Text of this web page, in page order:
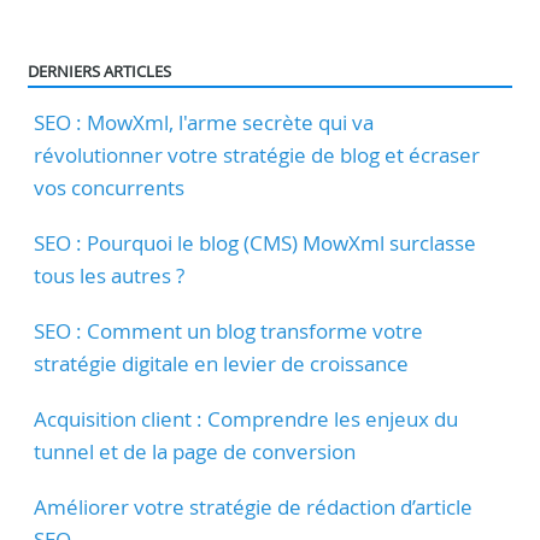
DERNIERS ARTICLES
SEO : MowXml, l'arme secrète qui va
révolutionner votre stratégie de blog et écraser
vos concurrents
SEO : Pourquoi le blog (CMS) MowXml surclasse
tous les autres ?
SEO : Comment un blog transforme votre
stratégie digitale en levier de croissance
Acquisition client : Comprendre les enjeux du
tunnel et de la page de conversion
Améliorer votre stratégie de rédaction d’article